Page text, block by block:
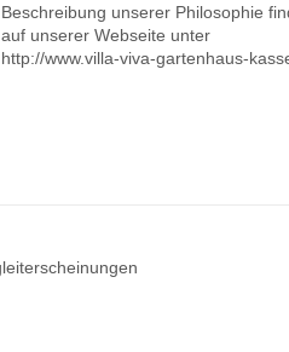
Beschreibung unserer Philosophie
auf unserer Webseite unter
http://www.villa-viva-gartenhaus-